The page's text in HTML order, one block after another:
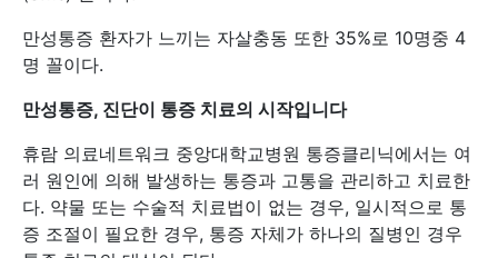
만성통증 환자가 느끼는 자살충동 또한 35%로 10명중 4
명 꼴이다.
만성통증, 진단이 통증 치료의 시작입니다
휴람 의료네트워크 중앙대학교병원 통증클리닉에서는 여
러 원인에 의해 발생하는 통증과 고통을 관리하고 치료한
다. 약물 또는 수술적 치료법이 없는 경우, 일시적으로 통
증 조절이 필요한 경우, 통증 자체가 하나의 질병인 경우